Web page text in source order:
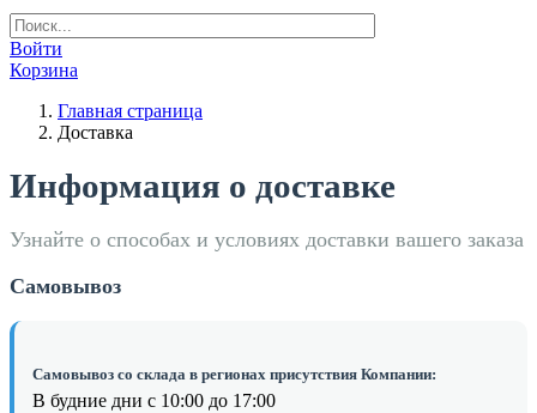
Войти
Корзина
Главная страница
Доставка
Информация о доставке
Узнайте о способах и условиях доставки вашего заказа
Самовывоз
Самовывоз со склада в регионах присутствия Компании:
В будние дни с 10:00 до 17:00